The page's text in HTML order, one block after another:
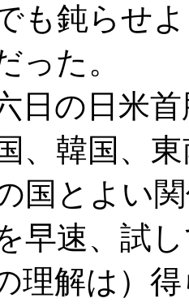
も鈍らせ
った。
日の日米首
、韓国、
国とよい
早速、試
理解は）